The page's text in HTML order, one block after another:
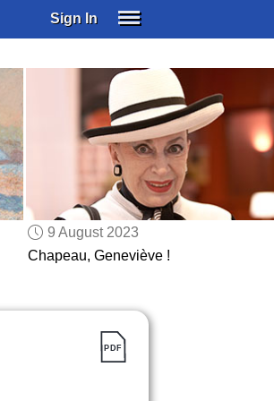
Sign In
SUBSCRIBE
EDUCATIONAL
GIFT CARDS
OTHER
ABOUT US
ALEXA
ADJUST
9 August 2023
Chapeau, Geneviève !